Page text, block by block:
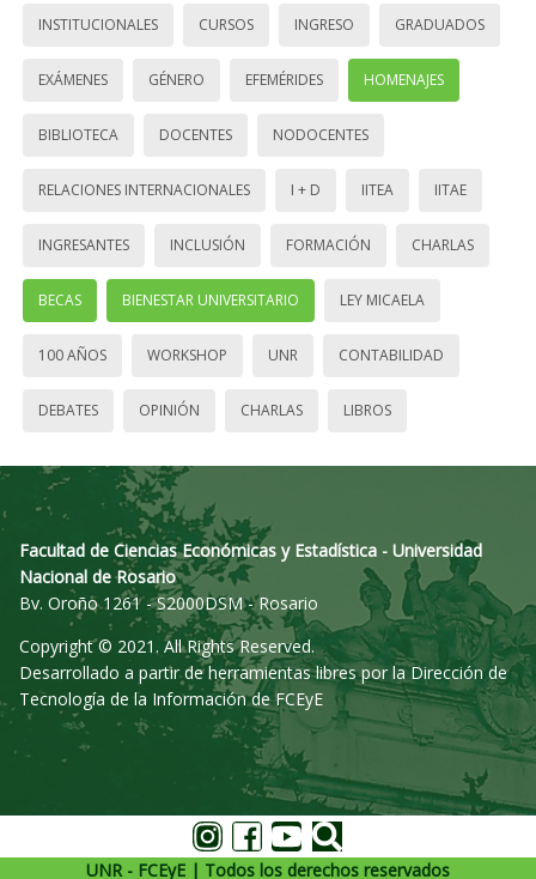
INSTITUCIONALES CURSOS INGRESO GRADUADOS
EXÁMENES GÉNERO EFEMÉRIDES HOMENAJES
BIBLIOTECA DOCENTES NODOCENTES
RELACIONES INTERNACIONALES I + D IITEA IITAE
INGRESANTES INCLUSIÓN FORMACIÓN CHARLAS
BECAS BIENESTAR UNIVERSITARIO LEY MICAELA
100 AÑOS WORKSHOP UNR CONTABILIDAD
DEBATES OPINIÓN CHARLAS LIBROS
Facultad de Ciencias Económicas y Estadística - Universidad
Nacional de Rosario
Bv. Oroño 1261 - S2000DSM - Rosario
Copyright © 2021. All Rights Reserved.
Desarrollado a partir de herramientas libres por la Dirección de
Tecnología de la Información de FCEyE
UNR - FCEyE | Todos los derechos reservados